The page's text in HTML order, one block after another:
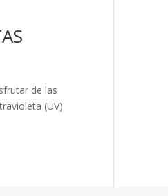
de las
(UV)